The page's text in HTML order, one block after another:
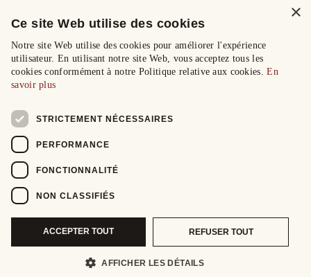
×
Ce site Web utilise des cookies
Notre site Web utilise des cookies pour améliorer l'expérience
utilisateur. En utilisant notre site Web, vous acceptez tous les
cookies conformément à notre Politique relative aux cookies.En
savoir plus
STRICTEMENT NÉCESSAIRES
PERFORMANCE
FONCTIONNALITÉ
NON CLASSIFIÉS
ACCEPTER TOUT REFUSER TOUT
AFFICHER LES DÉTAILS